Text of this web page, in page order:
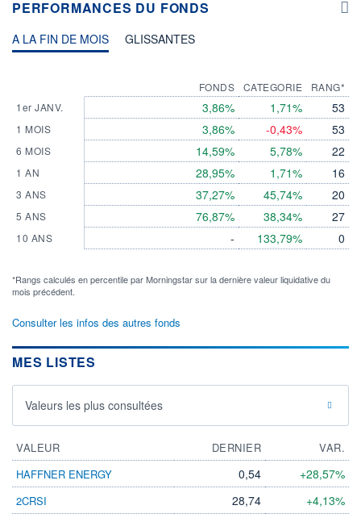
PERFORMANCES DU FONDS
A LA FIN DE MOIS GLISSANTES
1er JANV.
1 MOIS
6 MOIS
1 AN
3 ANS
5 ANS
10 ANS
FONDS
3,86%
3,86%
14,59%
28,95%
37,27%
76,87%
-
CATEGORIE
1,71%
-0,43%
5,78%
1,71%
45,74%
38,34%
133,79%
RANG*
53
53
22
16
20
27
0
*Rangs calculés en percentile par Morningstar sur la dernière valeur liquidative du
mois précédent.
Consulter les infos des autres fonds
MES LISTES
Valeurs les plus consultées
VALEUR DERNIER
VAR.
HAFFNER ENERGY
0,54 +28,57%
2CRSI 28,74 +4,13%